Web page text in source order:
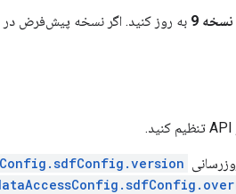
نسخه 9
به روز کنید. اگر نسخه پیش‌فرض